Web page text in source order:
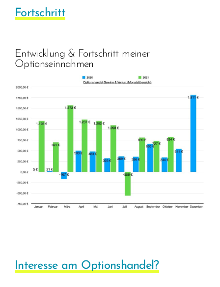
Fortschritt
Entwicklung & Fortschritt meiner
Optionseinnahmen
Interesse am Optionshandel?